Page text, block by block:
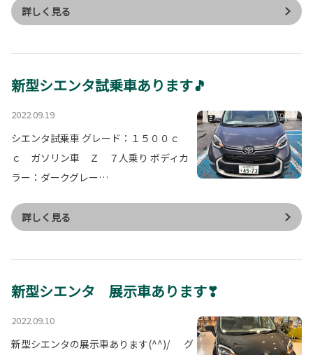
詳しく見る
新型シエンタ試乗車あります🎵
2022.09.19
シエンタ試乗車 グレード：１５００ｃ
ｃ ガソリン車 Ｚ ７人乗り ボディカ
ラー：ダークグレー…
詳しく見る
新型シエンタ 展示車あります❣
2022.09.10
新型シエンタの展示車あります(^^)/ グ